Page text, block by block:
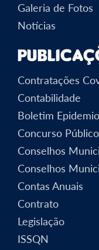
Galeria de Fotos
Notícias
Contratações
Contabilidade
Boletim
Concurso
Conselhos
Conselhos
Contas Anuais
Contrato
Legislação
ISSQN